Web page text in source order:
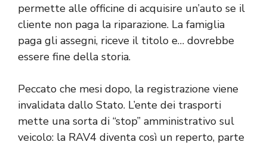
permette alle officine di acquisire un’auto se il
cliente non paga la riparazione. La famiglia
paga gli assegni, riceve il titolo e… dovrebbe
essere fine della storia.
Peccato che mesi dopo, la registrazione viene
invalidata dallo Stato. L’ente dei trasporti
mette una sorta di “stop” amministrativo sul
veicolo: la RAV4 diventa così un reperto, parte